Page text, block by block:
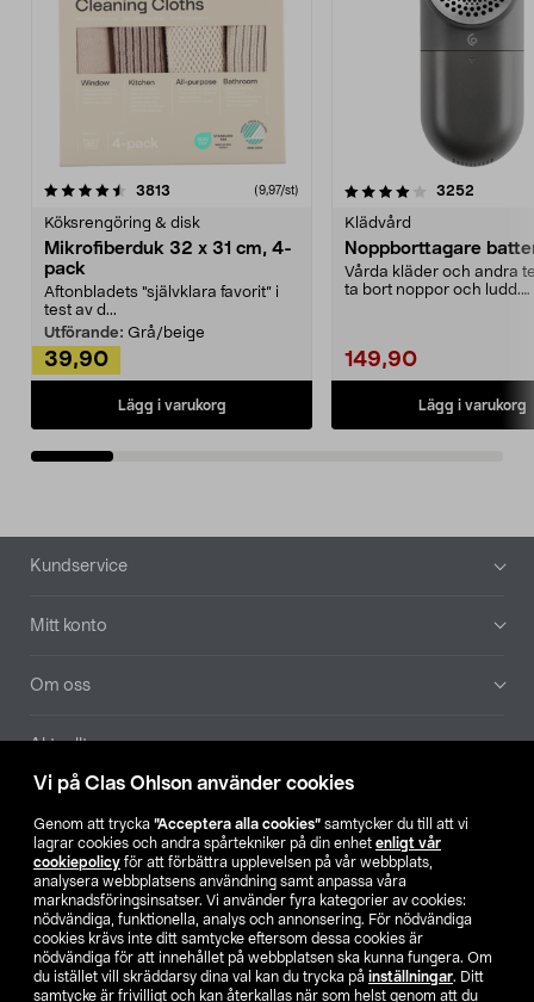
Vi på Clas Ohlson använder cookies
Genom att trycka ”Acceptera alla cookies” samtycker du till att vi
lagrar cookies och andra spårtekniker på din enhet enligt vår
cookiepolicy för att förbättra upplevelsen på vår webbplats,
analysera webbplatsens användning samt anpassa våra
marknadsföringsinsatser. Vi använder fyra kategorier av cookies:
nödvändiga, funktionella, analys och annonsering. För nödvändiga
cookies krävs inte ditt samtycke eftersom dessa cookies är
nödvändiga för att innehållet på webbplatsen ska kunna fungera. Om
du istället vill skräddarsy dina val kan du trycka på inställningar. Ditt
samtycke är frivilligt och kan återkallas när som helst genom att du
3813 (9,97/st)
Köksrengöring & disk
Mikrofiberduk 32 x 31 cm, 4-
pack
Aftonbladets "självklara favorit” i
test av d...
Utförande: Grå/beige
39,90
Lägg i varukorg
4.0av 5 stjärnor 3252
Klädvård
Noppborttagare
Vårda kläder och andra
ta bort noppor och ludd.
149,90
Lägg i varukorg
4.5av 5 stjärnor
Sidfot
Kundservice
Mitt konto
Om oss
Aktuellt
Hitta butik
SE NO FI